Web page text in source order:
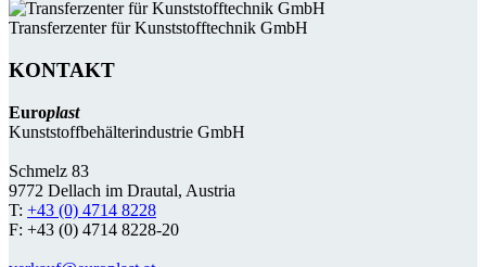
Transferzenter für Kunststoff­technik GmbH
KONTAKT
Europlast
Kunststoffbehälterindustrie GmbH
Schmelz 83
9772 Dellach im Drautal, Austria
T: +43 (0) 4714 8228
F: +43 (0) 4714 8228-20